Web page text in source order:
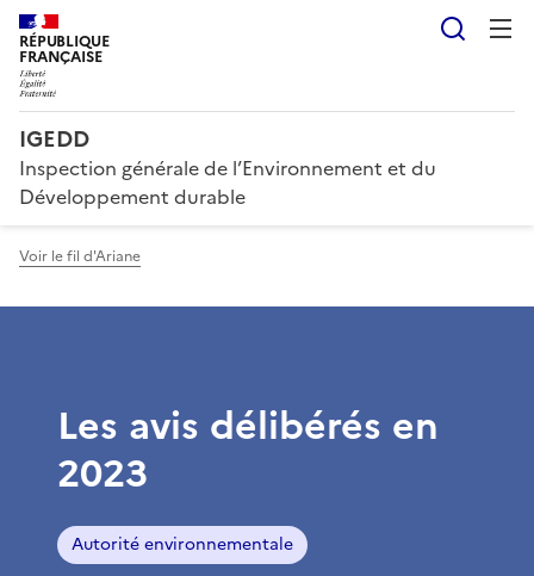
RÉPUBLIQUE
FRANÇAISE
IGEDD
Inspection générale de l’Environnement et du
Développement durable
Voir le fil d'Ariane
Les avis délibérés en
2023
Autorité environnementale